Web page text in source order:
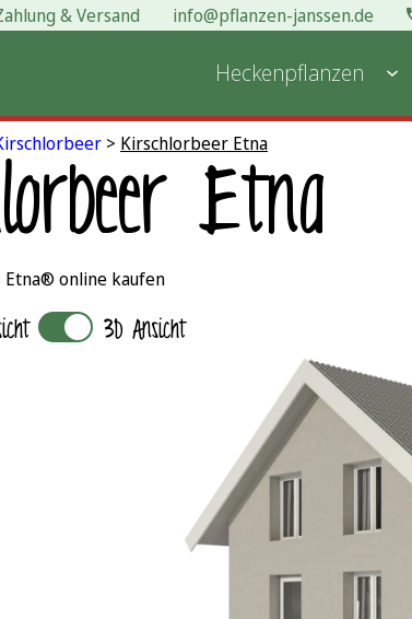
& Versand info@pflanzen-janssen.de
Heckenpflanzen
> Kirschlorbeer Etna
Etna
Etna® online kaufen
3D Ansicht